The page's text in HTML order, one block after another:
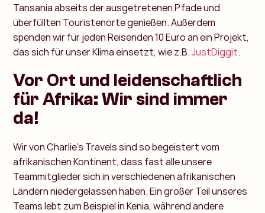
Tansania abseits der ausgetretenen Pfade und
überfüllten Touristenorte genießen. Außerdem
spenden wir für jeden Reisenden 10 Euro an ein Projekt,
das sich für unser Klima einsetzt, wie z.B.JustDiggit.
Vor Ort und leidenschaftlich
für Afrika: Wir sind immer
da!
Wir von Charlie's Travels sind so begeistert vom
afrikanischen Kontinent, dass fast alle unsere
Teammitglieder sich in verschiedenen afrikanischen
Ländern niedergelassen haben. Ein großer Teil unseres
Teams lebt zum Beispiel in Kenia, während andere